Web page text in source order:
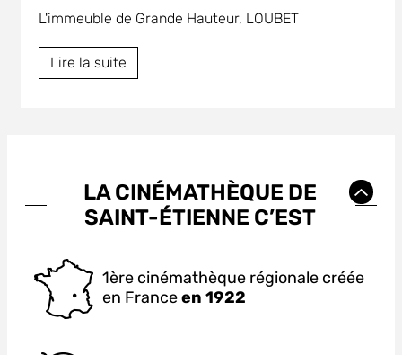
L'immeuble de Grande Hauteur, LOUBET
Lire la suite
LA CINÉMATHÈQUE DE
SAINT-ÉTIENNE C’EST
1ère cinémathèque régionale créée
en Franceen 1922